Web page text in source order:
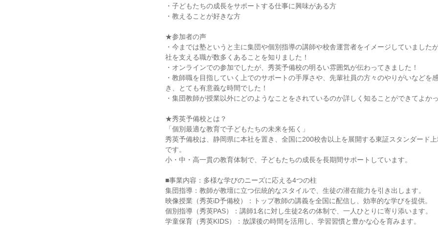
・子どもたちの成長をサポートする仕事に興味がある方
・教えることが好きな方
★参加者の声
・今までは塾というと主に集団や個別指導の講師や校舎運営者をイメージしていました
社を支える職が数多くあることを知りました！
・オンラインでの参加でしたが、秀英予備校の明るい雰囲気が伝わってきました！
・教師職を目指していく上でのサポートの手厚さや、先輩社員の方々のやりがいなどを
き、とても有意義な時間でした！
・集団教師が授業以外にどのようなことをされているのか詳しく知ることができてよか
★秀英予備校とは？
「個別最適な教育で子どもたちの未来を拓く」
秀英予備校は、静岡県に本社を置き、全国に200校舎以上を展開する東証スタンダード
です。
小・中・高一貫の教育体制で、子どもたちの成長を長期間サポートしています。
■事業内容：多様な学びのニーズに応える4つの柱
集団指導：教師が教壇に立つ伝統的なスタイルで、生徒の潜在能力を引き出します。
映像授業（秀英iD予備校）：トップ教師の講義を全国に配信し、効率的な学びを提供。
個別指導（秀英PAS）：講師1名に対し生徒2名の体制で、一人ひとりに寄り添います。
学童保育（秀英KIDS）：放課後の時間を活用し、学習習慣と豊かな心を育みます。